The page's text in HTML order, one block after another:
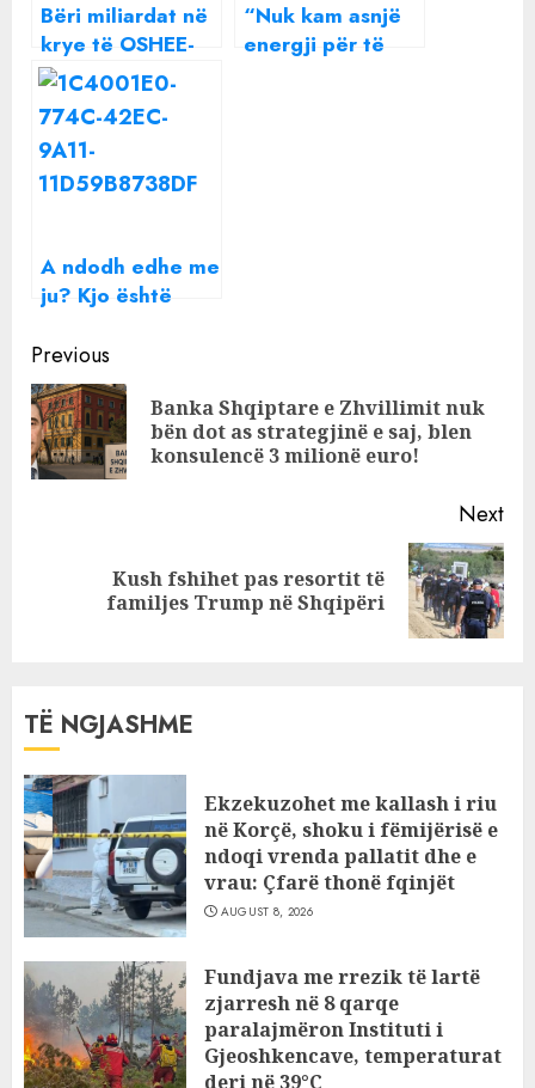
Bëri miliardat në
krye të OSHEE-
së, Belinda
Balluku “ha”
Ardian Çelën:
Merr fund
perandoria e tij
“Nuk kam asnjë
energji për të
A ndodh edhe me
ju? Kjo është
madhe që
partnerët kanë
për njëri-tjetrin
kur bëhet fjalë
për seksin!
Continue
Reading
Previous
Banka Shqiptare e Zhvillimit nuk
bën dot as strategjinë e saj, blen
konsulencë 3 milionë euro!
Next
Kush fshihet pas resortit të
familjes Trump në Shqipëri
TË NGJASHME
Ekzekuzohet me kallash i riu
në Korçë, shoku i fëmijërisë e
ndoqi vrenda pallatit dhe e
vrau: Çfarë thonë fqinjët
AUGUST 8, 2026
Fundjava me rrezik të lartë
zjarresh në 8 qarqe
paralajmëron Instituti i
Gjeoshkencave, temperaturat
deri në 39°C